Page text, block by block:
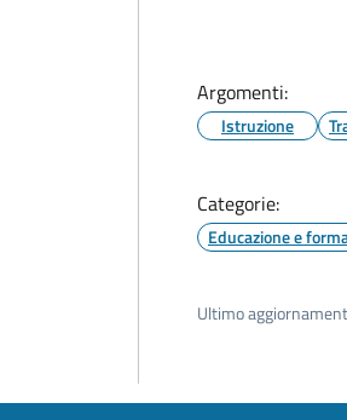
Argomenti:
Istruzione
Categorie:
Educazione e
Ultimo